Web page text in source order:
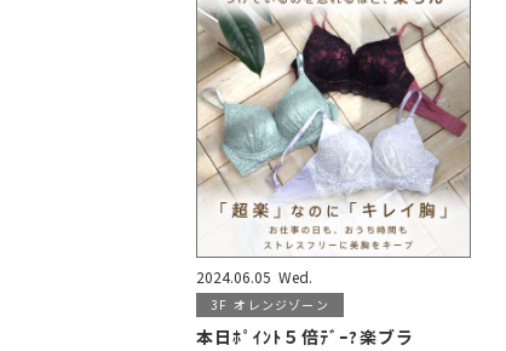
2024.06.05 Wed.
3F オレンジゾーン
本日ﾎﾟｲﾝﾄ５倍ﾃﾞｰ?楽ブラ